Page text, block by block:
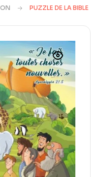
PUZZLE DE LA BIBLE